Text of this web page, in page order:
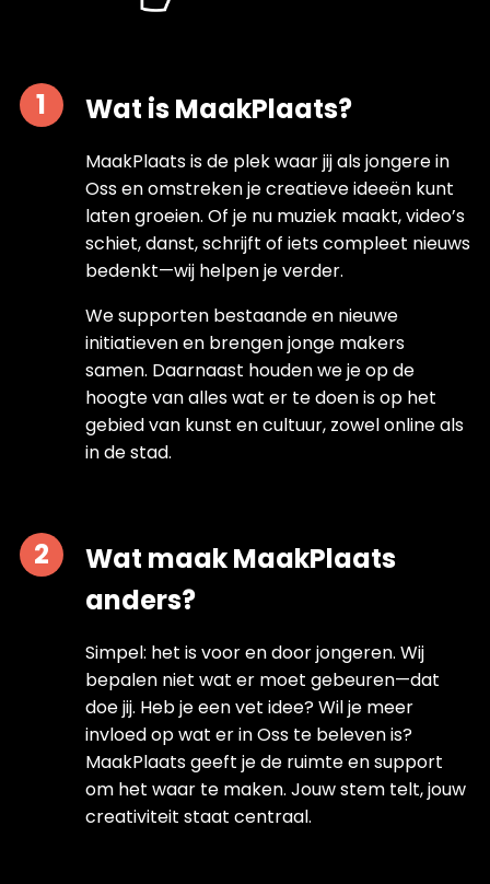
Wat is MaakPlaats?
MaakPlaats is de plek waar jij als jongere in
Oss en omstreken je creatieve ideeën kunt
laten groeien. Of je nu muziek maakt, video’s
schiet, danst, schrijft of iets compleet nieuws
bedenkt—wij helpen je verder.
We supporten bestaande en nieuwe
initiatieven en brengen jonge makers
samen. Daarnaast houden we je op de
hoogte van alles wat er te doen is op het
gebied van kunst en cultuur, zowel online als
in de stad.
Wat maak MaakPlaats
anders?
Simpel: het is voor en door jongeren. Wij
bepalen niet wat er moet gebeuren—dat
doe jij. Heb je een vet idee? Wil je meer
invloed op wat er in Oss te beleven is?
MaakPlaats geeft je de ruimte en support
om het waar te maken. Jouw stem telt, jouw
creativiteit staat centraal.